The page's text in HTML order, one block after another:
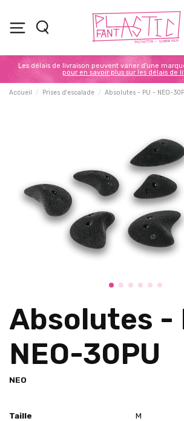
Les délais de livraison peuvent varier d'une
pour en savoir plus sur les délais de
Accueil Prises d'escalade Absolutes - PU - NEO-
Absolutes -
NEO-30PU
NEO
Taille M